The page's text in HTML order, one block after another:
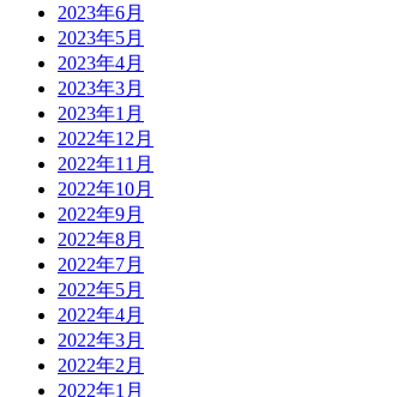
2023年6月
2023年5月
2023年4月
2023年3月
2023年1月
2022年12月
2022年11月
2022年10月
2022年9月
2022年8月
2022年7月
2022年5月
2022年4月
2022年3月
2022年2月
2022年1月